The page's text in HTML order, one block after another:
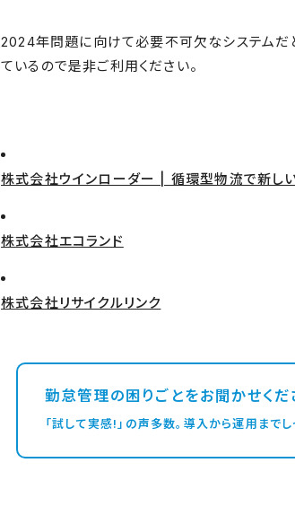
2024年問題に向けて必要不可欠なシステムだ
ているので是非ご利用ください。
株式会社ウインローダー | 循環型物流で新し
株式会社エコランド
株式会社リサイクルリンク
勤怠管理の困りごとをお聞かせくだ
「試して実感!」の声多数。導入から運用まで